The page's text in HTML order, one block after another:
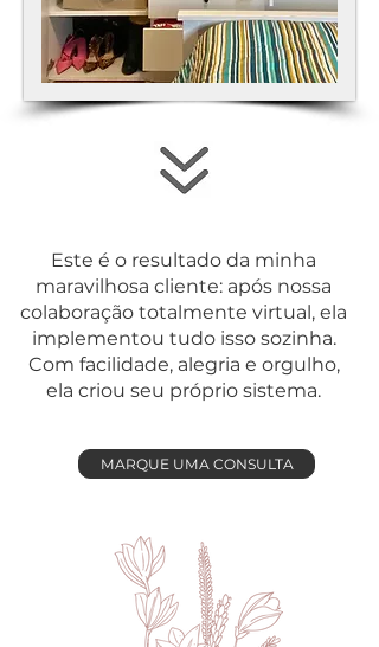
Este é o resultado da minha
maravilhosa cliente: após nossa
colaboração totalmente virtual, ela
implementou tudo isso sozinha.
Com facilidade, alegria e orgulho,
ela criou seu próprio sistema.
MARQUE UMA CONSULTA